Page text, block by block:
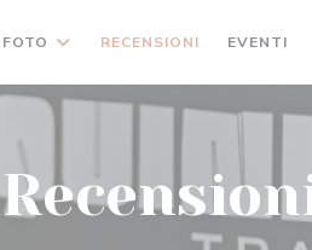
FOTO RECENSIONI EVENTI